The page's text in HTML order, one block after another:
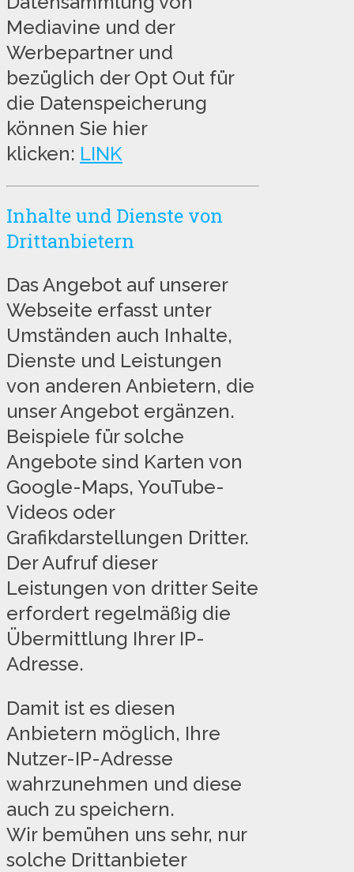
Mediavine und der
Werbepartner und
bezüglich der Opt Out für
die Datenspeicherung
können Sie hier
klicken: LINK
Inhalte und Dienste von
Drittanbietern
Das Angebot auf unserer
Webseite erfasst unter
Umständen auch Inhalte,
Dienste und Leistungen
von anderen Anbietern, die
unser Angebot ergänzen.
Beispiele für solche
Angebote sind Karten von
Google-Maps, YouTube-
Videos oder
Grafikdarstellungen Dritter.
Der Aufruf dieser
Leistungen von dritter Seite
erfordert regelmäßig die
Übermittlung Ihrer IP-
Adresse.
Damit ist es diesen
Anbietern möglich, Ihre
Nutzer-IP-Adresse
wahrzunehmen und diese
auch zu speichern.
Wir bemühen uns sehr, nur
solche Drittanbieter